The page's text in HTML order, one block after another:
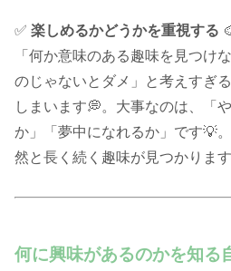
✅ 楽しめるかどうかを重視する
「何か意味のある趣味を見つけ
のじゃないとダメ」と考えすぎ
しまいます💭。大事なのは、「
か」「夢中になれるか」です💡
然と長く続く趣味が見つかりま
何に興味があるのかを知る